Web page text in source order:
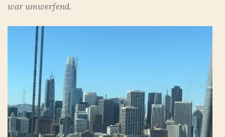
war umwerfend.